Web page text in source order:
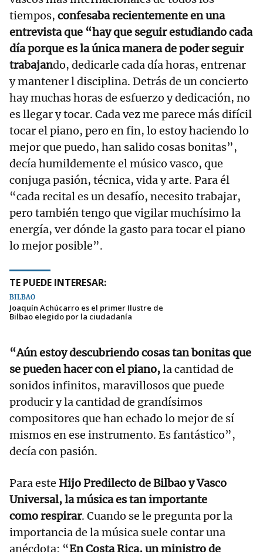
tiempos, confesaba recientemente en una
entrevista que “hay que seguir estudiando cada
día porque es la única manera de poder seguir
trabajando, dedicarle cada día horas, entrenar
y mantener l disciplina. Detrás de un concierto
hay muchas horas de esfuerzo y dedicación, no
es llegar y tocar. Cada vez me parece más difícil
tocar el piano, pero en fin, lo estoy haciendo lo
mejor que puedo, han salido cosas bonitas”,
decía humildemente el músico vasco, que
conjuga pasión, técnica, vida y arte. Para él
“cada recital es un desafío, necesito trabajar,
pero también tengo que vigilar muchísimo la
energía, ver dónde la gasto para tocar el piano
lo mejor posible”.
TE PUEDE INTERESAR:
BILBAO
Joaquín Achúcarro es el primer Ilustre de
Bilbao elegido por la ciudadanía
“Aún estoy descubriendo cosas tan bonitas que
se pueden hacer con el piano,la cantidad de
sonidos infinitos, maravillosos que puede
producir y la cantidad de grandísimos
compositores que han echado lo mejor de sí
mismos en ese instrumento. Es fantástico”,
decía con pasión.
Para este Hijo Predilecto de Bilbao y Vasco
Universal, la música es tan importante
como respirar. Cuando se le pregunta por la
importancia de la música suele contar una
anécdota: “En Costa Rica, un ministro de